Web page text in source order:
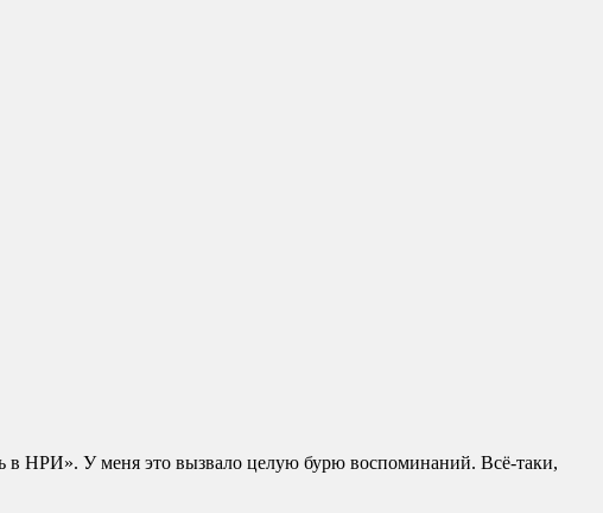
в НРИ». У меня это вызвало целую бурю воспоминаний. Всё-таки,